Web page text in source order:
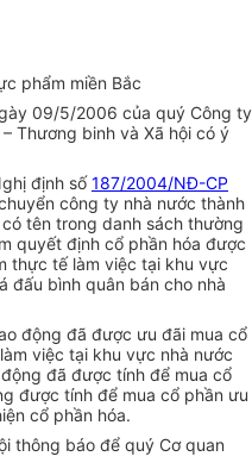
phẩm miền Bắc
09/5/2006 của quý Công ty
Thương binh và Xã hội có ý
định số187/2004/NĐ-CP
công ty nhà nước thành
tên trong danh sách thường
quyết định cổ phần hóa được
thực tế làm việc tại khu vực
đấu bình quân bán cho nhà
động đã được ưu đãi mua cổ
việc tại khu vực nhà nước
đã được tính để mua cổ
được tính để mua cổ phần ưu
cổ phần hóa.
thông báo để quý Cơ quan